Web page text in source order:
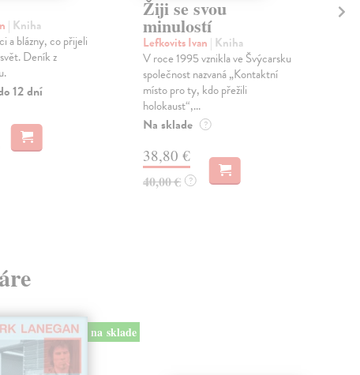
| Kniha
a blázny, co přijeli
Deník z
12 dní
Žiji se svou
minulostí
Lefkovits Ivan | Kniha
V roce 1995 vznikla ve Švýcarsku
společnost nazvaná „Kontaktní
místo pro ty, kdo přežili
holokaust“,...
Na sklade ?
38,80 €
40,00 € ?
na sklade